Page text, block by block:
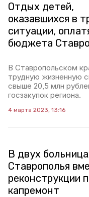
Отдых детей,
оказавшихся в
ситуации,
бюджета
В Ставропольском
трудную жизненную
свыше 20,5 млн
госзакупок региона.
4 марта 2023, 13:16
В двух
Ставрополья
реконструкции
капремонт